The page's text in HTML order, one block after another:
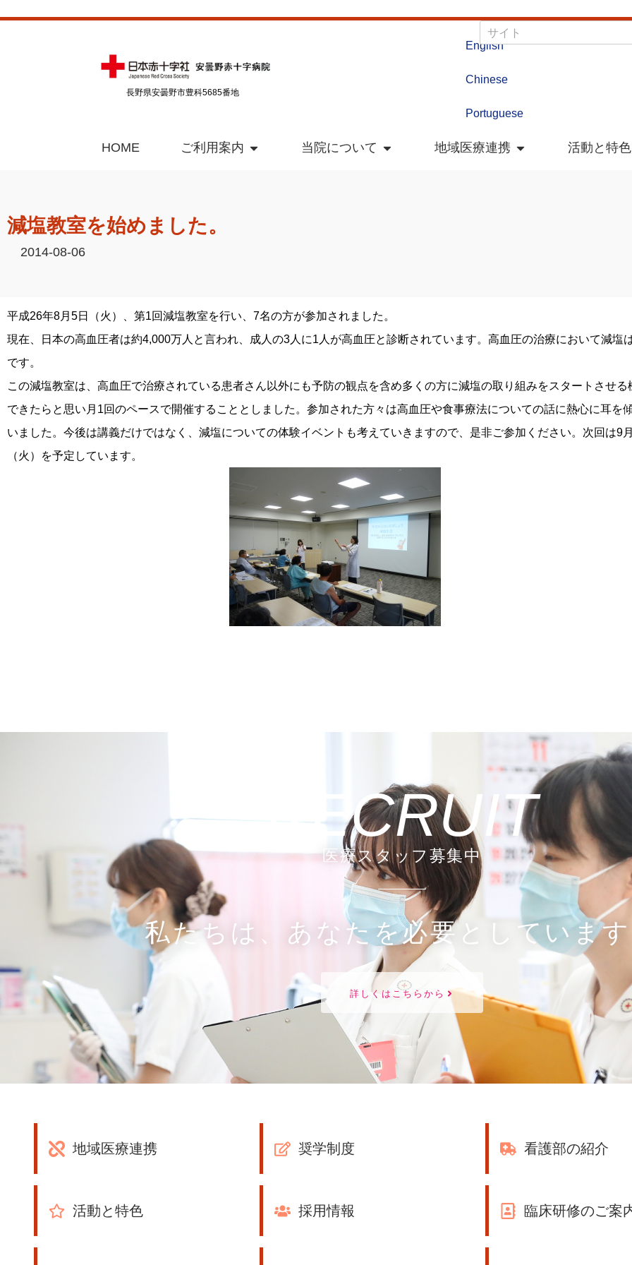
長野県安曇野市豊科5685番地
English
Chinese
Portuguese
HOME ご利用案内 当院について 地域医療連携 活動と特色
減塩教室を始めました。
2014-08-06
平成26年8月5日（火）、第1回減塩教室を行い、7名の方が参加されました。
現在、日本の高血圧者は約4,000万人と言われ、成人の3人に1人が高血圧と診断されています。高血圧の治療において減塩
です。
この減塩教室は、高血圧で治療されている患者さん以外にも予防の観点を含め多くの方に減塩の取り組みをスタートさせる
できたらと思い月1回のペースで開催することとしました。参加された方々は高血圧や食事療法についての話に熱心に耳を
いました。今後は講義だけではなく、減塩についての体験イベントも考えていきますので、是非ご参加ください。次回は9
（火）を予定しています。
RECRUIT
医療スタッフ募集中
私たちは、あなたを必要としていま
詳しくはこちらから
地域医療連携
活動と特色
奨学制度
採用情報
看護部の紹介
臨床研修のご案